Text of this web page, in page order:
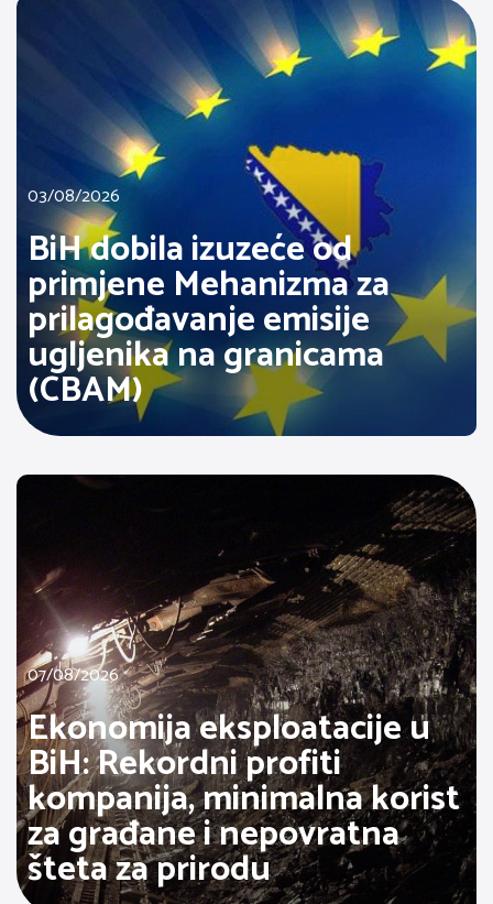
03/08/2026
BiH dobila izuzeće od
primjene Mehanizma za
prilagođavanje emisije
ugljenika na granicama
(CBAM)
07/08/2026
Ekonomija eksploatacije u
BiH: Rekordni profiti
kompanija, minimalna korist
za građane i nepovratna
šteta za prirodu